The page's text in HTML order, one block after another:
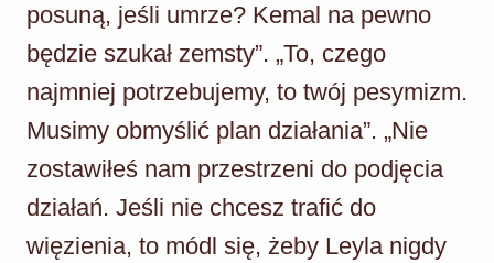
posuną, jeśli umrze? Kemal na pewno
będzie szukał zemsty”. „To, czego
najmniej potrzebujemy, to twój pesymizm.
Musimy obmyślić plan działania”. „Nie
zostawiłeś nam przestrzeni do podjęcia
działań. Jeśli nie chcesz trafić do
więzienia, to módl się, żeby Leyla nigdy